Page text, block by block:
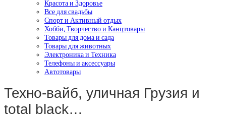
Красота и Здоровье
Все для свадьбы
Спорт и Активный отдых
Хобби, Творчество и Канцтовары
Товары для дома и сада
Товары для животных
Электроника и Техника
Телефоны и аксессуары
Автотовары
Техно-вайб, уличная Грузия и
total black…